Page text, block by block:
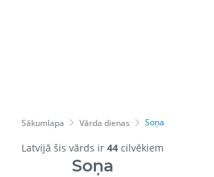
Sākumlapa Vārda dienas Soņa
Latvijā šis vārds ir 44 cilvēkiem
Soņa